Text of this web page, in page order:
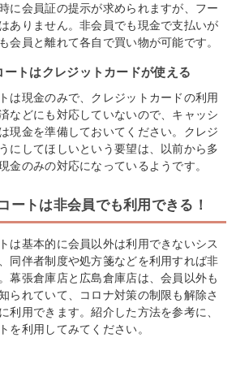
に会員証の提示が求められますが、フー
ありません。非会員でも現金で支払いが
会員と離れて各自で買い物が可能です。
ートはクレジットカードが使える
は現金のみで、クレジットカードの利用
などにも対応していないので、キャッシ
現金を準備しておいてください。クレジ
にしてほしいという要望は、以前から多
金のみの対応になっているようです。
ートは非会員でも利用できる！
は基本的に会員以外は利用できないシス
同伴者制度や処方箋などを利用すれば非
幕張倉庫店と広島倉庫店は、会員以外も
られていて、コロナ対策の制限も解除さ
利用できます。紹介した方法を参考に、
を利用してみてください。